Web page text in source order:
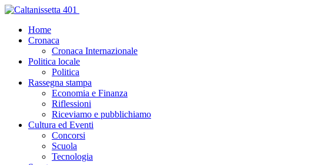
Home
Cronaca
Cronaca Internazionale
Politica locale
Politica
Rassegna stampa
Economia e Finanza
Riflessioni
Riceviamo e pubblichiamo
Cultura ed Eventi
Concorsi
Scuola
Tecnologia